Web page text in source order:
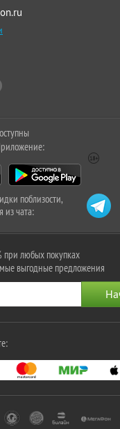
поблизости,
из чата:
при любых покупках
выгодные предложения